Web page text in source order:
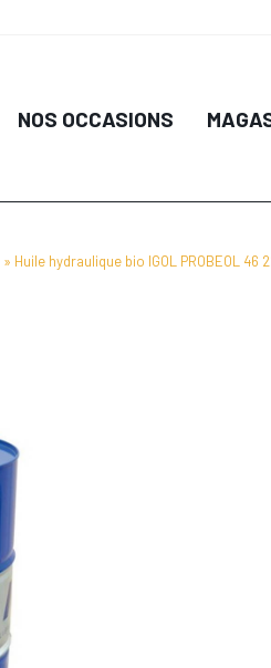
NOS OCCASIONS
Huile hydraulique bio IGOL PROBEOL 46